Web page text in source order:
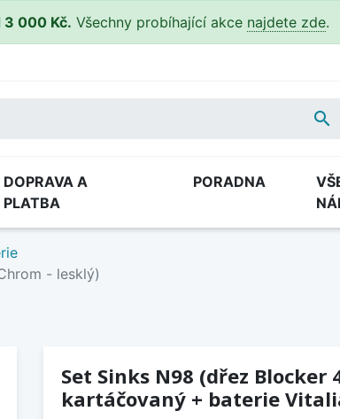
3 000 Kč. Všechny probíhající akce najdete zde.

DOPRAVA A
PLATBA
PORADNA
- lesklý)
Set Sinks N98 (dřez Blocker
kartáčovaný + baterie